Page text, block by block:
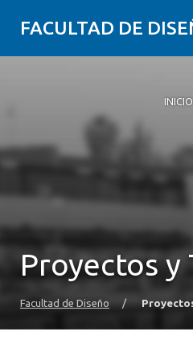
FACULTAD DE
INICIO
Proyectos y
Facultad de Diseño /